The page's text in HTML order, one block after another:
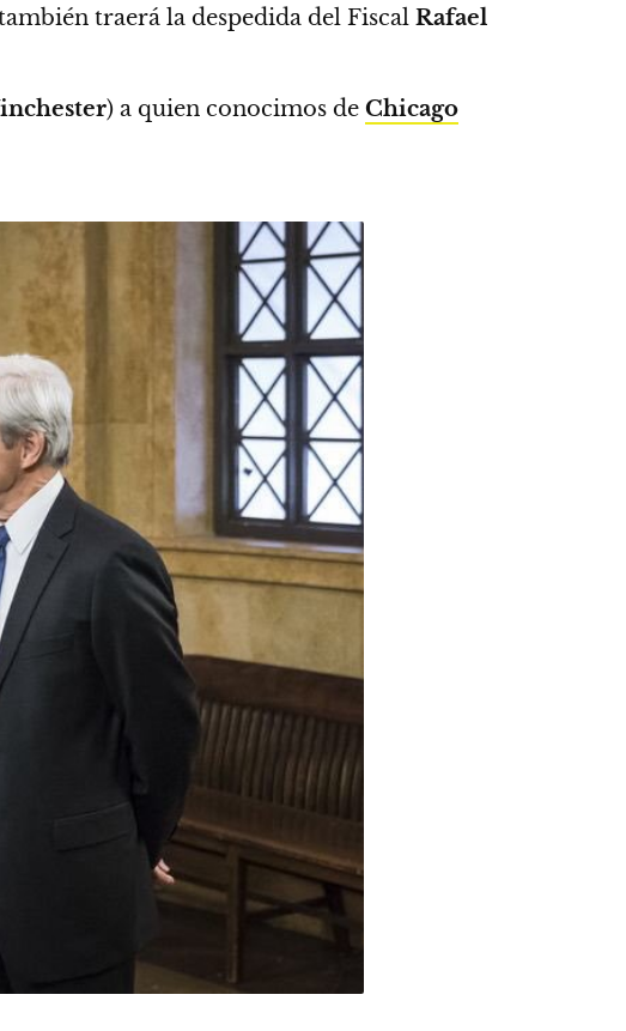
traerá la despedida del Fiscal Rafael
) a quien conocimos de Chicago